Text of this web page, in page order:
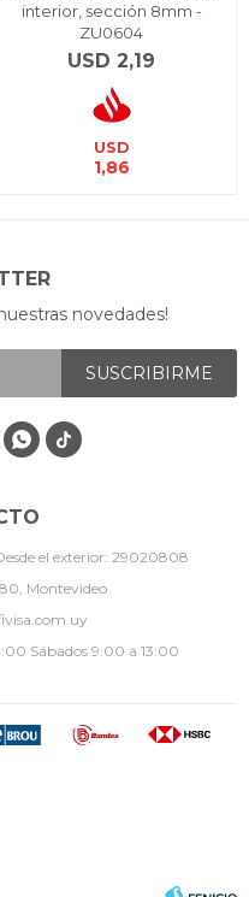
interior, sección 8mm -
ZU0604
USD 2,19
USD
1,86
el exterior: 29020808
Montevideo
Sábados 9:00 a 13:00
novedades!
SUSCRIBIRME
